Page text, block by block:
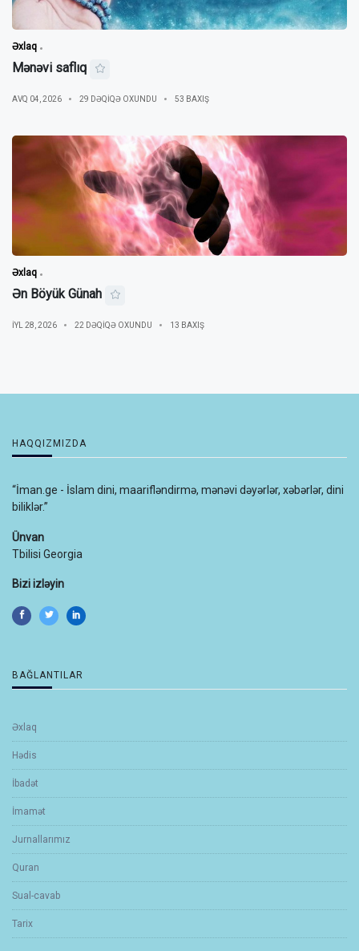
Əxlaq
Mənəvi saflıq
AVQ 04, 2026 29 DƏQIQƏ OXUNDU 53 BAXIŞ
Əxlaq
Ən Böyük Günah
IYL 28, 2026 22 DƏQIQƏ OXUNDU 13 BAXIŞ
HAQQIZMIZDA
“İman.ge - İslam dini, maarifləndirmə, mənəvi dəyərlər, xəbərlər, dini
biliklər.”
Ünvan
Tbilisi Georgia
Bizi izləyin
BAĞLANTILAR
Əxlaq
Hədis
İbadət
İmamət
Jurnallarımız
Quran
Sual-cavab
Tarix